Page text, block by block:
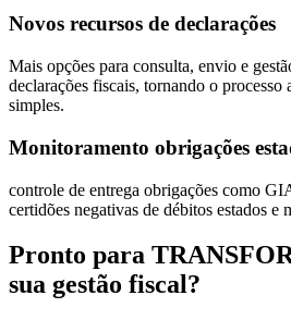
Novos recursos de declarações
Mais opções para consulta, envio e
declarações fiscais, tornando o processo
simples.
Monitoramento obrigações
controle de entrega obrigações como
certidões negativas de débitos estados e
Pronto para
sua gestão fiscal?